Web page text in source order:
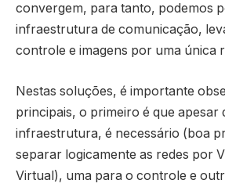
convergem, para tanto, podemos
infraestrutura de comunicação,
controle e imagens por uma única
Nestas soluções, é importante
principais, o primeiro é que apesar
infraestrutura, é necessário (boa
separar logicamente as redes por
Virtual), uma para o controle e